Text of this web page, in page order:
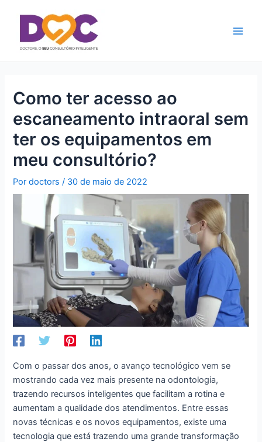
conteúdo
Como ter acesso ao
escaneamento intraoral sem
ter os equipamentos em
meu consultório?
Pordoctors/ 30 de maio de 2022
Com o passar dos anos, o avanço tecnológico vem se
mostrando cada vez mais presente na odontologia,
trazendo recursos inteligentes que facilitam a rotina e
aumentam a qualidade dos atendimentos. Entre essas
novas técnicas e os novos equipamentos, existe uma
tecnologia que está trazendo uma grande transformação